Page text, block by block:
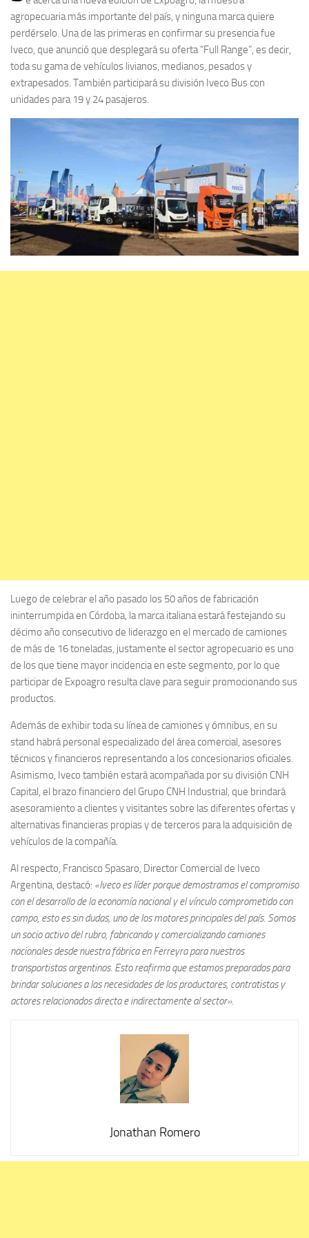
agropecuaria más importante del país, y ninguna marca quiere
perdérselo. Una de las primeras en confirmar su presencia fue
Iveco, que anunció que desplegará su oferta “Full Range”, es decir,
toda su gama de vehículos livianos, medianos, pesados y
extrapesados. También participará su división Iveco Bus con
unidades para 19 y 24 pasajeros.
Luego de celebrar el año pasado los 50 años de fabricación
ininterrumpida en Córdoba, la marca italiana estará festejando su
décimo año consecutivo de liderazgo en el mercado de camiones
de más de 16 toneladas, justamente el sector agropecuario es uno
de los que tiene mayor incidencia en este segmento, por lo que
participar de Expoagro resulta clave para seguir promocionando sus
productos.
Además de exhibir toda su línea de camiones y ómnibus, en su
stand habrá personal especializado del área comercial, asesores
técnicos y financieros representando a los concesionarios oficiales.
Asimismo, Iveco también estará acompañada por su división CNH
Capital, el brazo financiero del Grupo CNH Industrial, que brindará
asesoramiento a clientes y visitantes sobre las diferentes ofertas y
alternativas financieras propias y de terceros para la adquisición de
vehículos de la compañía.
Al respecto, Francisco Spasaro, Director Comercial de Iveco
Argentina, destacó: «Iveco es líder porque demostramos el compromiso
con el desarrollo de la economía nacional y el vínculo comprometido con
campo, esto es sin dudas, uno de los motores principales del país. Somos
un socio activo del rubro, fabricando y comercializando camiones
nacionales desde nuestra fábrica en Ferreyra para nuestros
transportistas argentinos. Esto reafirma que estamos preparados para
brindar soluciones a las necesidades de los productores, contratistas y
actores relacionados directa e indirectamente al sector».
Jonathan Romero